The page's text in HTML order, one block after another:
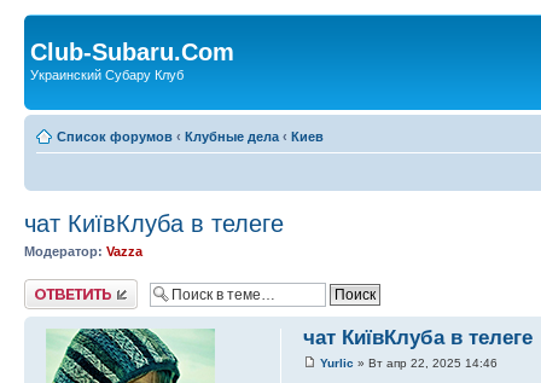
Club-Subaru.Com
Украинский Субару Клуб
Список форумов ‹ Клубные дела ‹ Киев
чат КиївКлуба в телеге
Модератор: Vazza
Ответить
чат КиївКлуба в телеге
Yurlic » Вт апр 22, 2025 14:46